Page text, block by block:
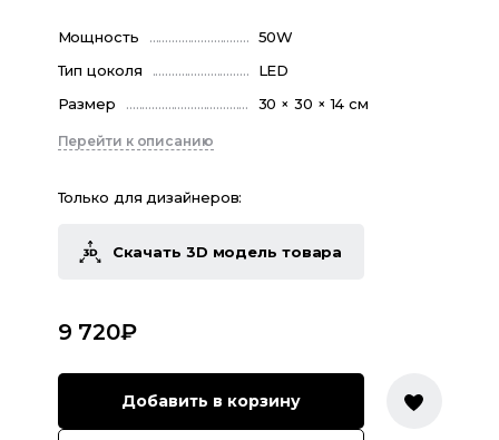
Мощность
50W
Тип цоколя
LED
Размер
30 × 30 × 14 см
Перейти к описанию
Только для дизайнеров:
Скачать 3D модель товара
9 720₽
Добавить в корзину